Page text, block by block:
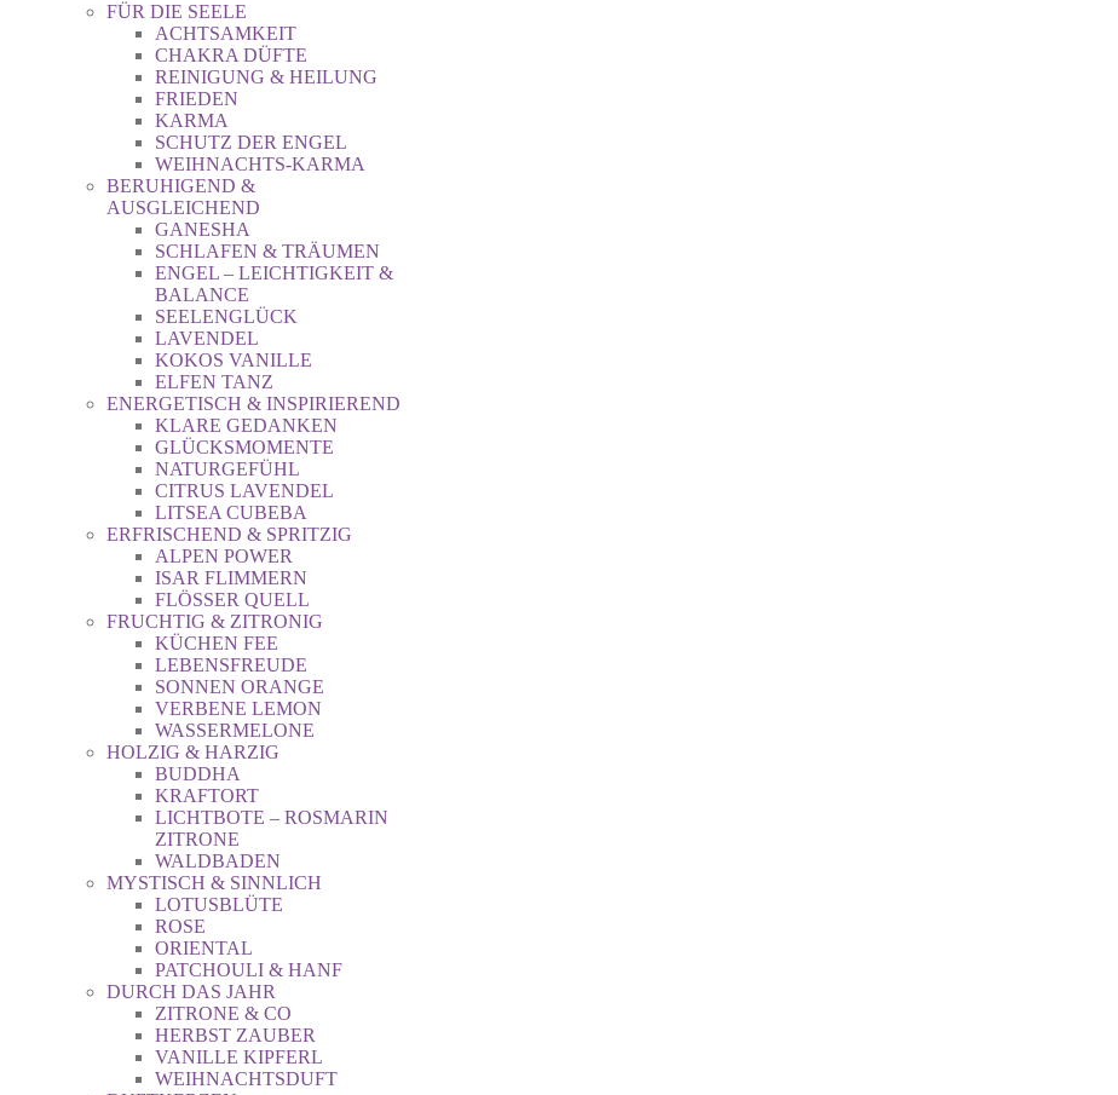
FÜR DIE SEELE
ACHTSAMKEIT
CHAKRA DÜFTE
REINIGUNG & HEILUNG
FRIEDEN
KARMA
SCHUTZ DER ENGEL
WEIHNACHTS-KARMA
BERUHIGEND &
AUSGLEICHEND
GANESHA
SCHLAFEN & TRÄUMEN
ENGEL – LEICHTIGKEIT &
BALANCE
SEELENGLÜCK
LAVENDEL
KOKOS VANILLE
ELFEN TANZ
ENERGETISCH & INSPIRIEREND
KLARE GEDANKEN
GLÜCKSMOMENTE
NATURGEFÜHL
CITRUS LAVENDEL
LITSEA CUBEBA
ERFRISCHEND & SPRITZIG
ALPEN POWER
ISAR FLIMMERN
FLÖSSER QUELL
FRUCHTIG & ZITRONIG
KÜCHEN FEE
LEBENSFREUDE
SONNEN ORANGE
VERBENE LEMON
WASSERMELONE
HOLZIG & HARZIG
BUDDHA
KRAFTORT
LICHTBOTE – ROSMARIN
ZITRONE
WALDBADEN
MYSTISCH & SINNLICH
LOTUSBLÜTE
ROSE
ORIENTAL
PATCHOULI & HANF
DURCH DAS JAHR
ZITRONE & CO
HERBST ZAUBER
VANILLE KIPFERL
WEIHNACHTSDUFT